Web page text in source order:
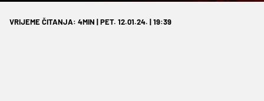
VRIJEME ČITANJA: 4MIN | PET. 12.01.24. | 19:39